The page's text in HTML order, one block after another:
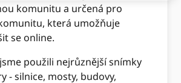
komunitu a určená pro
která umožňuje
se online.
použili nejrůznější snímky
- silnice, mosty, budovy,